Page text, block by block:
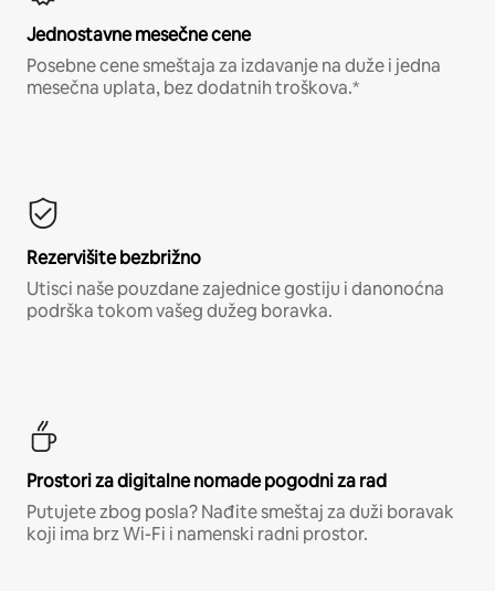
Jednostavne mesečne cene
Posebne cene smeštaja za izdavanje na duže i jedna
mesečna uplata, bez dodatnih troškova.*
Rezervišite bezbrižno
Utisci naše pouzdane zajednice gostiju i danonoćna
podrška tokom vašeg dužeg boravka.
Prostori za digitalne nomade pogodni za rad
Putujete zbog posla? Nađite smeštaj za duži boravak
koji ima brz Wi-Fi i namenski radni prostor.